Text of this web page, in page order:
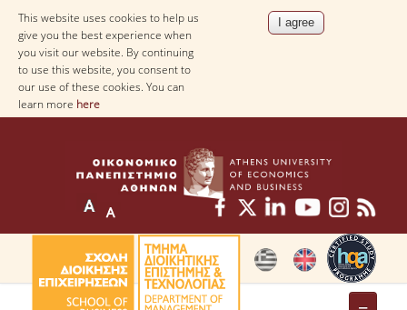
This website uses cookies to help us
give you the best experience when
you visit our website. By continuing
to use this website, you consent to
our use of these cookies. You can
learn more here